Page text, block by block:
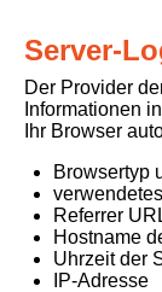
Server-
Der Provider
Informationen
Ihr Browser
Browsertyp
Referrer
Hostname
Uhrzeit der
IP-Adresse